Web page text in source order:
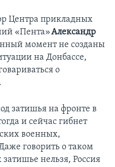
Центра прикладных
«Пента»Александр
момент не созданы
на Донбассе,
о
затишья на фронте в
и сейчас гибнет
военных,
говорить о таком
нельзя, Россия